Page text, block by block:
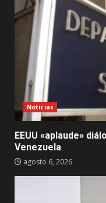
Noticias
EEUU «aplaude»
Venezuela
agosto 6, 2026